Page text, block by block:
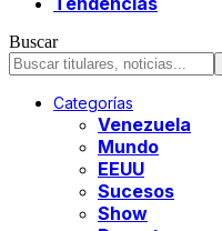
Buscar
Categorías
Venezuela
Mundo
EEUU
Sucesos
Show